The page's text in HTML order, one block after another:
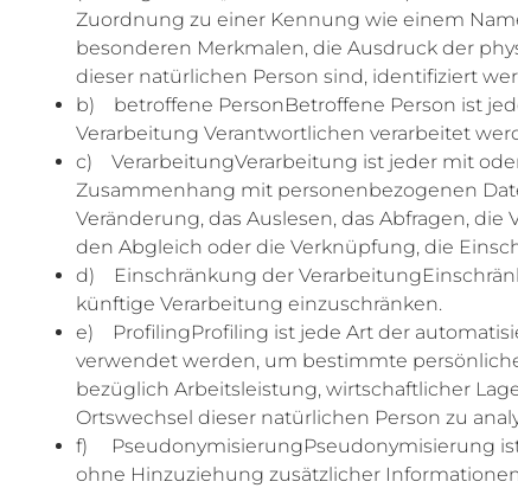
Zuordnung zu einer Kennung wie einem
besonderen Merkmalen, die Ausdruck der
dieser natürlichen Person sind, identifiziert
b) betroffene PersonBetroffene Person ist
Verarbeitung Verantwortlichen verarbeitet
c) VerarbeitungVerarbeitung ist jeder mit
Zusammenhang mit personenbezogenen
Veränderung, das Auslesen, das Abfragen,
den Abgleich oder die Verknüpfung, die
d) Einschränkung der
künftige Verarbeitung einzuschränken.
e) ProfilingProfiling ist jede Art der
verwendet werden, um bestimmte
bezüglich Arbeitsleistung, wirtschaftlicher
Ortswechsel dieser natürlichen Person zu
f) PseudonymisierungPseudonymisierung
ohne Hinzuziehung zusätzlicher